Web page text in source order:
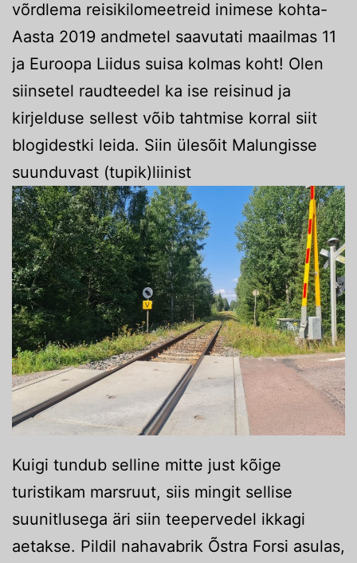
võrdlema reisikilomeetreid inimese kohta-
Aasta 2019 andmetel saavutati maailmas 11
ja Euroopa Liidus suisa kolmas koht! Olen
siinsetel raudteedel ka ise reisinud ja
kirjelduse sellest võib tahtmise korral siit
blogidestki leida. Siin ülesõit Malungisse
suunduvast (tupik)liinist
Kuigi tundub selline mitte just kõige
turistikam marsruut, siis mingit sellise
suunitlusega äri siin teepervedel ikkagi
aetakse. Pildil nahavabrik Õstra Forsi asulas,